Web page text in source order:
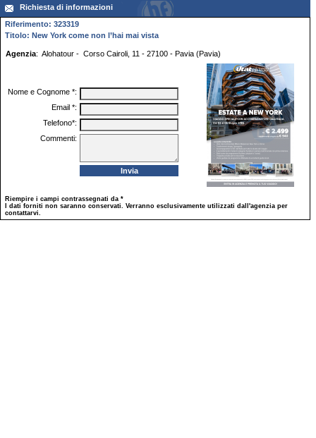
Richiesta di informazioni
Riferimento: 323319
Titolo: New York come non l’hai mai vista
Agenzia: Alohatour - Corso Cairoli, 11 - 27100 - Pavia (Pavia)
Nome e Cognome *:
Email *:
Telefono*:
Commenti:
Riempire i campi contrassegnati da *
I dati forniti non saranno conservati. Verranno esclusivamente utilizzati dall'agenzia per
contattarvi.